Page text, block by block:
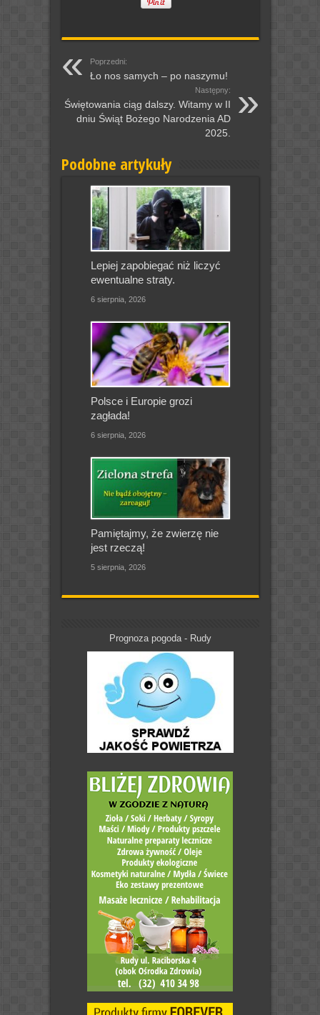
Poprzedni:
Ło nos samych – po naszymu!
Następny:
Świętowania ciąg dalszy. Witamy w II
dniu Świąt Bożego Narodzenia AD
2025.
Podobne artykuły
Lepiej zapobiegać niż liczyć
ewentualne straty.
6 sierpnia, 2026
Polsce i Europie grozi
zagłada!
6 sierpnia, 2026
Pamiętajmy, że zwierzę nie
jest rzeczą!
5 sierpnia, 2026
Prognoza pogoda - Rudy